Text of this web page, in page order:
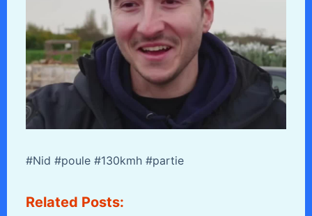
#Nid #poule #130kmh #partie
Related Posts: